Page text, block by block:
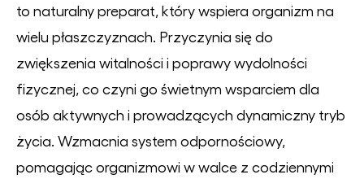
to naturalny preparat, który wspiera organizm na
wielu płaszczyznach. Przyczynia się do
zwiększenia witalności i poprawy wydolności
fizycznej, co czyni go świetnym wsparciem dla
osób aktywnych i prowadzących dynamiczny tryb
życia. Wzmacnia system odpornościowy,
pomagając organizmowi w walce z codziennymi